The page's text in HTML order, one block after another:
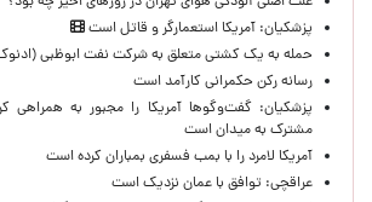
پزشکیان: آمریکا استعمارگر و قاتل است
حمله به یک کشتی متعلق به شرکت نفت ابوظبی
رسانه رکن حکمرانی کارآمد است
پزشکیان: گفت‌وگوها آمریکا را مجبور به همراهی
مشترک به میدان است
آمریکا لامرد را با بمب فسفری بمباران کرده است
عراقچی: توافق با عمان نزدیک است